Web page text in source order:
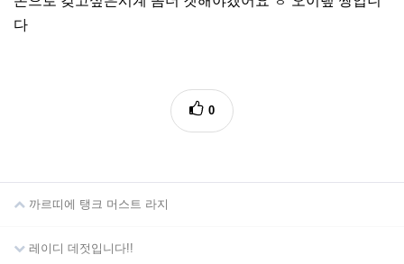
다
0
까르띠에 탱크 머스트 라지
레이디 데젓입니다!!